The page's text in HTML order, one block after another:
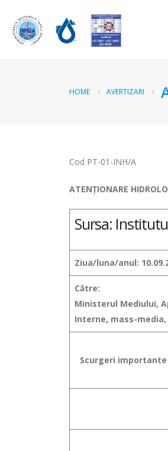
HOME AVERTIZARI
Cod PT-01-INH/A
ATENŢIONARE
Sursa:
Ziua/luna/anul:
Către:
Ministerul Mediului,
Interne, mass-media,
Scurgeri